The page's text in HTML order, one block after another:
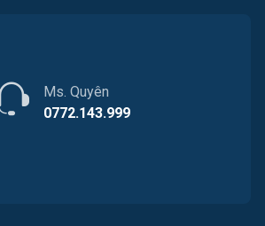
Ms. Quyên
0772.143.999